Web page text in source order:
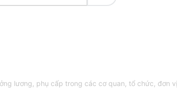
lương, phụ cấp trong các cơ quan, tổ chức, đơn